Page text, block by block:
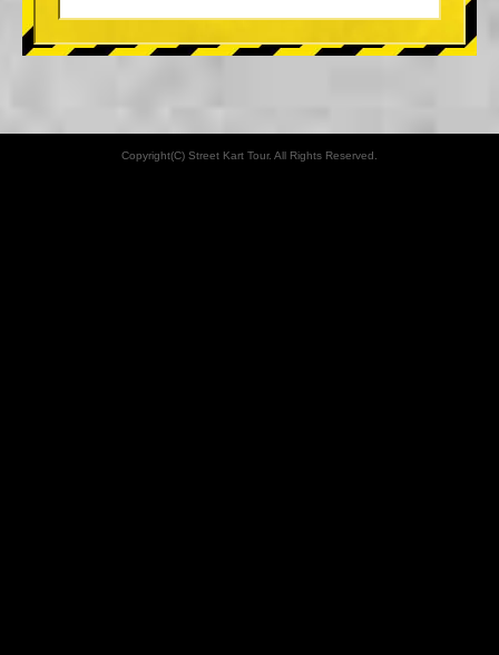
Copyright(C) Street Kart Tour. All Rights Reserved.